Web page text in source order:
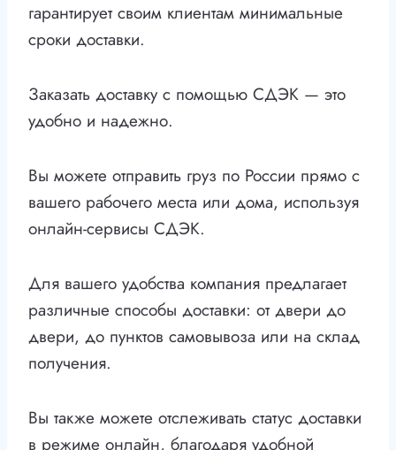
гарантирует своим клиентам минимальные
сроки доставки.
Заказать доставку с помощью СДЭК — это
удобно и надежно.
Вы можете отправить груз по России прямо с
вашего рабочего места или дома, используя
онлайн-сервисы СДЭК.
Для вашего удобства компания предлагает
различные способы доставки: от двери до
двери, до пунктов самовывоза или на склад
получения.
Вы также можете отслеживать статус доставки
в режиме онлайн, благодаря удобной